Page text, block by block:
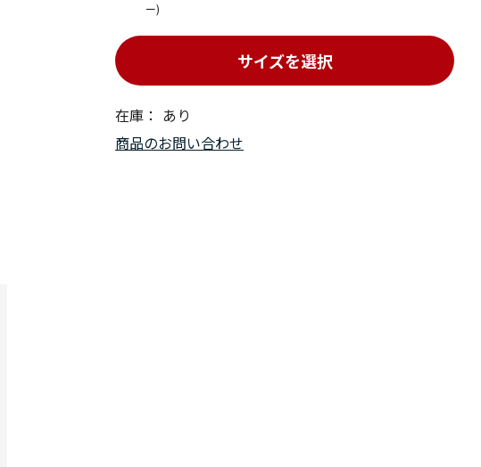
在庫： あり
サイズを選択
ー)
商品のお問い合わせ